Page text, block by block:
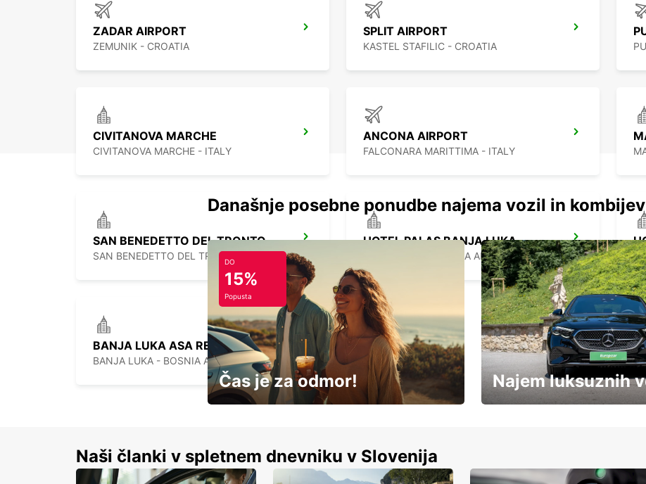
ZADAR AIRPORT
ZEMUNIK - CROATIA
SPLIT AIRPORT
KASTEL STAFILIC - CROATIA
CIVITANOVA MARCHE
CIVITANOVA MARCHE - ITALY
ANCONA AIRPORT
FALCONARA MARITTIMA - ITALY
SAN BENEDETTO DEL TRONTO
SAN BENEDETTO DEL TRONTO - ITALY
HOTEL PALAS BANJA LUKA
BANJA LUKA - BOSNIA AND HERZEGOVINA
BANJA LUKA ASA RENT D.O.O.
BANJA LUKA - BOSNIA AND HERZEGOVINA
Današnje posebne ponudbe najema vozil in kombijev
DO
15%
Popusta
Čas je za odmor! Najem luksuznih
Naši članki v spletnem dnevniku v Slovenija